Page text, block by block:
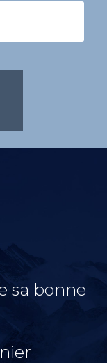
sa bonne